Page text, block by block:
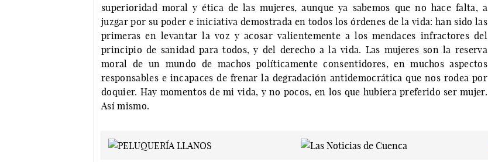
superioridad moral y ética de las mujeres, aunque ya sabemos que no hace falta, a
juzgar por su poder e iniciativa demostrada en todos los órdenes de la vida: han sido las
primeras en levantar la voz y acosar valientemente a los mendaces infractores del
principio de sanidad para todos, y del derecho a la vida. Las mujeres son la reserva
moral de un mundo de machos políticamente consentidores, en muchos aspectos
responsables e incapaces de frenar la degradación antidemocrática que nos rodea por
doquier. Hay momentos de mi vida, y no pocos, en los que hubiera preferido ser mujer.
Así mismo.